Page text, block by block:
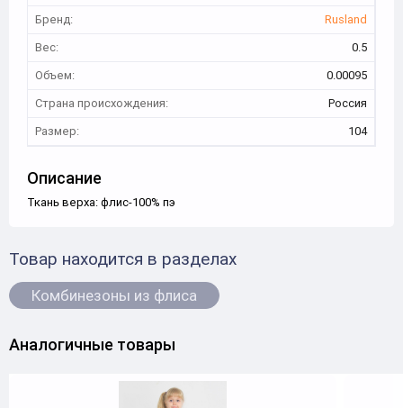
Бренд:
Rusland
Вес:
0.5
Объем:
0.00095
Страна происхождения:
Россия
Размер:
104
Описание
Ткань верха: флис-100% пэ
Товар находится в разделах
Комбинезоны из флиса
Аналогичные товары